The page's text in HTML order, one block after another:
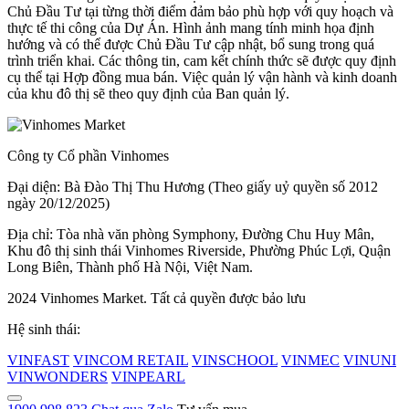
Chủ Đầu Tư tại từng thời điểm đảm bảo phù hợp với quy hoạch và
thực tế thi công của Dự Án. Hình ảnh mang tính minh họa định
hướng và có thể được Chủ Đầu Tư cập nhật, bổ sung trong quá
trình triển khai. Các thông tin, cam kết chính thức sẽ được quy định
cụ thể tại Hợp đồng mua bán. Việc quản lý vận hành và kinh doanh
của khu đô thị sẽ theo quy định của Ban quản lý.
Công ty Cổ phần Vinhomes
Đại diện: Bà Đào Thị Thu Hương (Theo giấy uỷ quyền số 2012
ngày 20/12/2025)
Địa chỉ: Tòa nhà văn phòng Symphony, Đường Chu Huy Mân,
Khu đô thị sinh thái Vinhomes Riverside, Phường Phúc Lợi, Quận
Long Biên, Thành phố Hà Nội, Việt Nam.
2024 Vinhomes Market. Tất cả quyền được bảo lưu
Hệ sinh thái:
VINFAST VINCOM RETAIL VINSCHOOL VINMEC VINUNI
VINWONDERS VINPEARL